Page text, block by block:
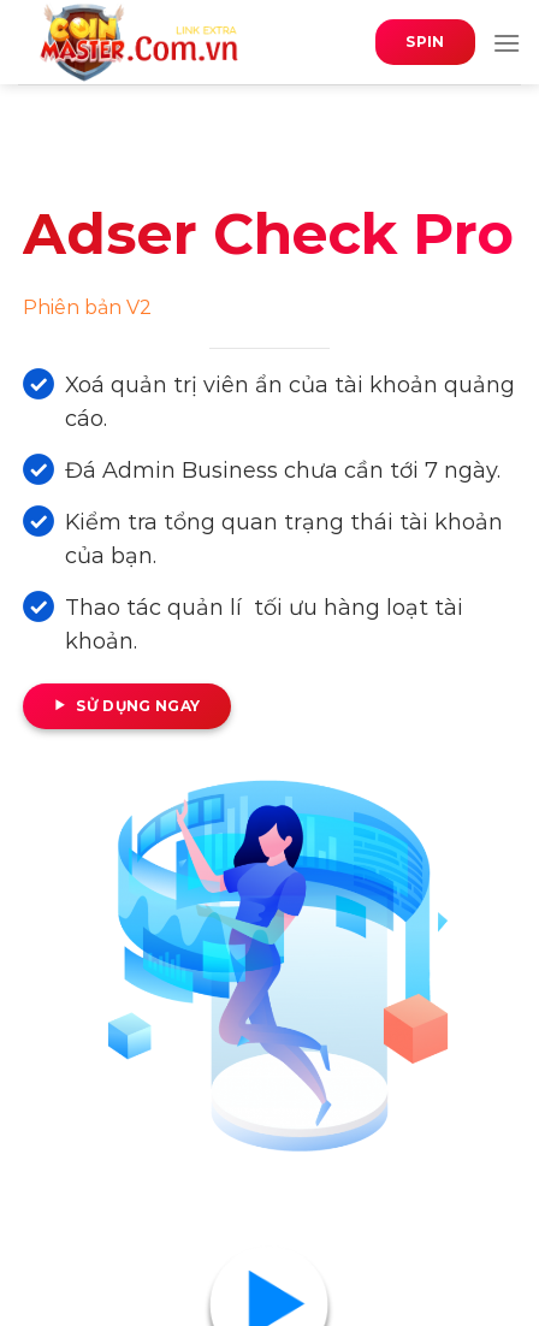
content
SPIN
Adser Check Pro
Phiên bản V2
Xoá quản trị viên ẩn của tài khoản quảng
cáo.
Đá Admin Business chưa cần tới 7 ngày.
Kiểm tra tổng quan trạng thái tài khoản
của bạn.
Thao tác quản lí tối ưu hàng loạt tài
khoản.
SỬ DỤNG NGAY